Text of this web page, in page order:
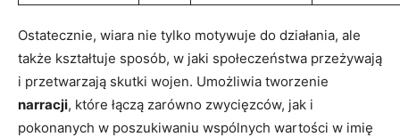
Ostatecznie, wiara nie tylko motywuje do działania, ale
także kształtuje sposób, w jaki społeczeństwa przeżywają
i przetwarzają skutki wojen. Umożliwia tworzenie
narracji, które łączą zarówno zwycięzców, jak i
pokonanych w poszukiwaniu wspólnych wartości w imię